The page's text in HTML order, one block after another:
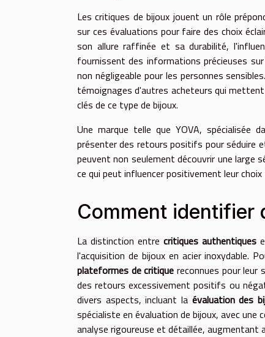
Les critiques de bijoux jouent un rôle
sur ces évaluations pour faire des choix
son allure raffinée et sa durabilité,
fournissent des informations précieuses
non négligeable pour les personnes
témoignages d'autres acheteurs qui
clés de ce type de bijoux.
Une marque telle que YOVA, spécialisée
présenter des retours positifs pour séduire
peuvent non seulement découvrir une large
ce qui peut influencer positivement leur choix
Comment identifier
La distinction entre critiques authentiques
l'acquisition de bijoux en acier inoxydable.
plateformes de critique reconnues pour leur
des retours excessivement positifs ou
divers aspects, incluant la évaluation des
spécialiste en évaluation de bijoux, avec
analyse rigoureuse et détaillée, augmentant